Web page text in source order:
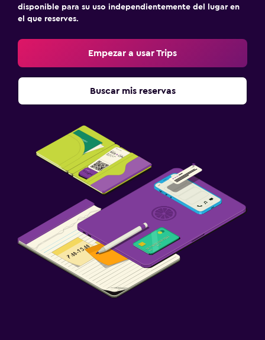
disponible para su uso independientemente del lugar en
el que reserves.
Empezar a usar Trips
Buscar mis reservas